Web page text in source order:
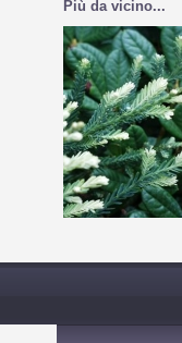
Più da vicino...